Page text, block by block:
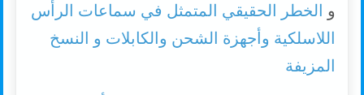
و الخطر الحقيقي المتمثل في سماعات الرأس
اللاسلكية وأجهزة الشحن والكابلات و النسخ
المزيفة